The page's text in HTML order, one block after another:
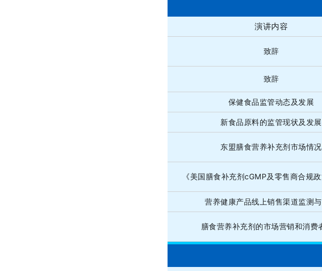
演讲内容
致辞
致辞
保健食品监管动态及发展
新食品原料的监管现状及发展
东盟膳食营养补充剂市场情况
《美国膳食补充剂cGMP及零售商合规政
营养健康产品线上销售渠道监测
膳食营养补充剂的市场营销和消费
_